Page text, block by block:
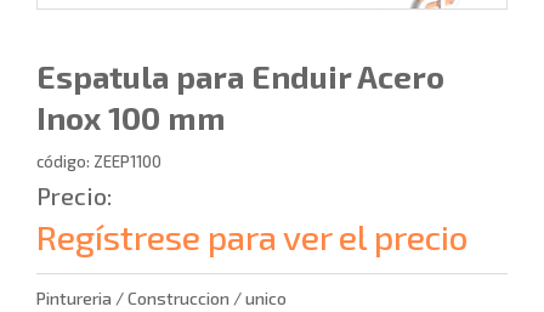
Espatula para Enduir Acero
Inox 100 mm
código: ZEEP1100
Precio:
Regístrese para ver el precio
Pintureria / Construccion / unico